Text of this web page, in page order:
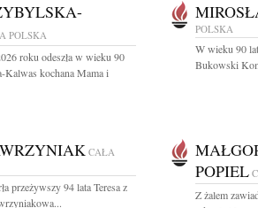
POLSKA
roku odeszła w wieku 90
Kalwas kochana Mama i
POLSKA
W wieku 90
Bukowski
CAŁA
przeżywszy 94 lata Teresa z
POPIEL
Z żalem